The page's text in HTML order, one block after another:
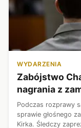
WYDARZENIA
Zabójstwo
nagrania z
Podczas rozprawy
sprawie głośnego
Kirka. Śledczy